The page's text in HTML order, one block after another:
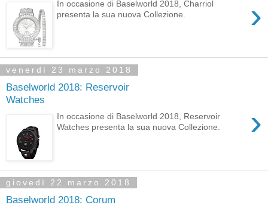
›
In occasione di Baselworld 2018, Charriol
presenta la sua nuova Collezione.
venerdì 23 marzo 2018
Baselworld 2018: Reservoir
Watches
›
In occasione di Baselworld 2018, Reservoir
Watches presenta la sua nuova Collezione.
giovedì 22 marzo 2018
Baselworld 2018: Corum